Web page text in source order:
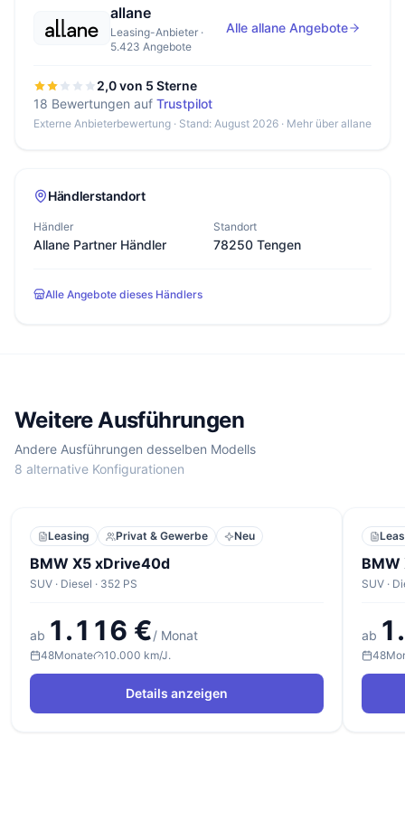
allane
Leasing-Anbieter ·
5.423 Angebote
Alle allane Angebote
2,0 von 5 Sterne
18 Bewertungen auf Trustpilot
Externe Anbieterbewertung · Stand: August 2026 · Mehr über allane
Händlerstandort
Händler
Allane Partner Händler
Standort
78250 Tengen
Alle Angebote dieses Händlers
Weitere Ausführungen
Andere Ausführungen desselben Modells
8 alternative Konfigurationen
Leasing Privat & Gewerbe Neu
BMW X5 xDrive40d
SUV · Diesel · 352 PS
ab 1.116 €/ Monat
48Monate 10.000 km/J.
Details anzeigen
SUV ·
ab
48